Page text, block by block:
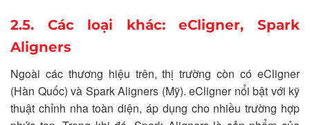
2.5. Các loại khác: eCligner, Spark
Aligners
Ngoài các thương hiệu trên, thị trường còn có eCligner
(Hàn Quốc) và Spark Aligners (Mỹ). eCligner nổi bật với kỹ
thuật chỉnh nha toàn diện, áp dụng cho nhiều trường hợp